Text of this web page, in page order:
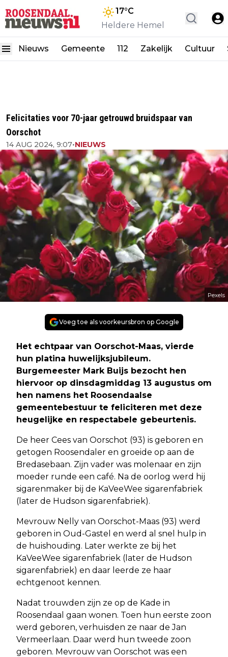
17°C
Heldere Hemel
Nieuws Gemeente 112 Zakelijk Cultuur
Felicitaties voor 70-jaar getrouwd bruidspaar van
Oorschot
14 AUG 2024, 9:07•NIEUWS
Pexels
Voeg toe als voorkeursbron op Google
Het echtpaar van Oorschot-Maas, vierde
hun platina huwelijksjubileum.
Burgemeester Mark Buijs bezocht hen
hiervoor op dinsdagmiddag 13 augustus om
hen namens het Roosendaalse
gemeentebestuur te feliciteren met deze
heugelijke en respectabele gebeurtenis.
De heer Cees van Oorschot (93) is geboren en
getogen Roosendaler en groeide op aan de
Bredasebaan. Zijn vader was molenaar en zijn
moeder runde een café. Na de oorlog werd hij
sigarenmaker bij de KaVeeWee sigarenfabriek
(later de Hudson sigarenfabriek).
Mevrouw Nelly van Oorschot-Maas (93) werd
geboren in Oud-Gastel en werd al snel hulp in
de huishouding. Later werkte ze bij het
KaVeeWee sigarenfabriek (later de Hudson
sigarenfabriek) en daar leerde ze haar
echtgenoot kennen.
Nadat trouwden zijn ze op de Kade in
Roosendaal gaan wonen. Toen hun eerste zoon
werd geboren, verhuisden ze naar de Jan
Vermeerlaan. Daar werd hun tweede zoon
geboren. Mevrouw van Oorschot was een